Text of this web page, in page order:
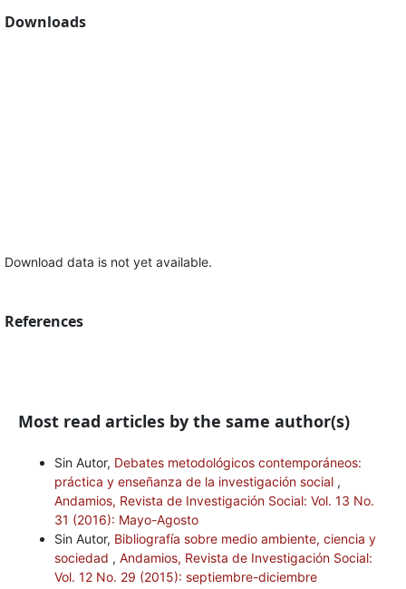
Downloads
Download data is not yet available.
References
Most read articles by the same author(s)
Sin Autor, Debates metodológicos contemporáneos:
práctica y enseñanza de la investigación social ,
Andamios, Revista de Investigación Social: Vol. 13 No.
31 (2016): Mayo-Agosto
Sin Autor, Bibliografía sobre medio ambiente, ciencia y
sociedad , Andamios, Revista de Investigación Social:
Vol. 12 No. 29 (2015): septiembre-diciembre